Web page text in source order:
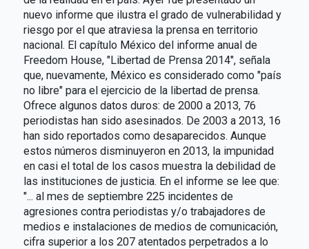
nuevo informe que ilustra el grado de vulnerabilidad y
riesgo por el que atraviesa la prensa en territorio
nacional. El capítulo México del informe anual de
Freedom House, "Libertad de Prensa 2014", señala
que, nuevamente, México es considerado como "país
no libre" para el ejercicio de la libertad de prensa.
Ofrece algunos datos duros: de 2000 a 2013, 76
periodistas han sido asesinados. De 2003 a 2013, 16
han sido reportados como desaparecidos. Aunque
estos números disminuyeron en 2013, la impunidad
en casi el total de los casos muestra la debilidad de
las instituciones de justicia. En el informe se lee que:
"... al mes de septiembre 225 incidentes de
agresiones contra periodistas y/o trabajadores de
medios e instalaciones de medios de comunicación,
cifra superior a los 207 atentados perpetrados a lo